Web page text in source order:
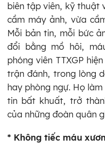
biên tập viên, kỹ thuật
cầm máy ảnh, vừa
Mỗi bản tin, mỗi bức
đổi bằng mồ hôi,
phóng viên TTXGP
trận đánh, trong lòng
hay phòng ngự. Họ
tin bất khuất, trở
của những đoàn quân
* Không tiếc máu